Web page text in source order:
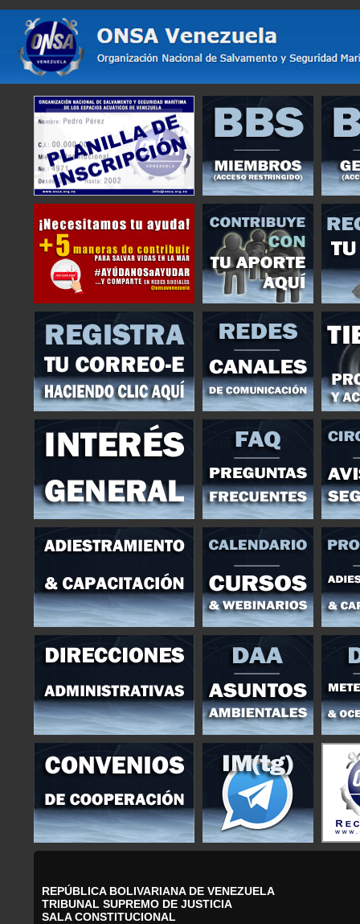
REPÚBLICA BOLIVARIANA DE VENEZUELA
TRIBUNAL SUPREMO DE JUSTICIA
SALA CONSTITUCIONAL